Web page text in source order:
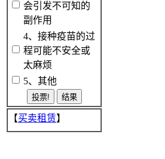
会引发不可知的
副作用
4、接种疫苗的过
程可能不安全或
太麻烦
5、其他
【买卖租赁】